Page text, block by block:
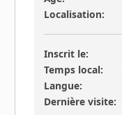
Localisation:
Inscrit le:
Temps local:
Langue:
Dernière visite: